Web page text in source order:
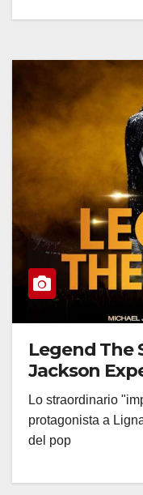
Legend The
Jackson
Lo straordinario
protagonista a
del pop